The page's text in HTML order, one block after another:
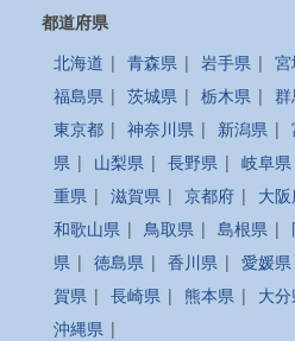
都道府県
北海道 | 青森県 | 岩手県 |
福島県 | 茨城県 | 栃木県 |
東京都 | 神奈川県 | 新潟県 |
県 | 山梨県 | 長野県 | 岐阜県
重県 | 滋賀県 | 京都府 | 大
和歌山県 | 鳥取県 | 島根県 |
県 | 徳島県 | 香川県 | 愛媛県
賀県 | 長崎県 | 熊本県 | 大
沖縄県 |